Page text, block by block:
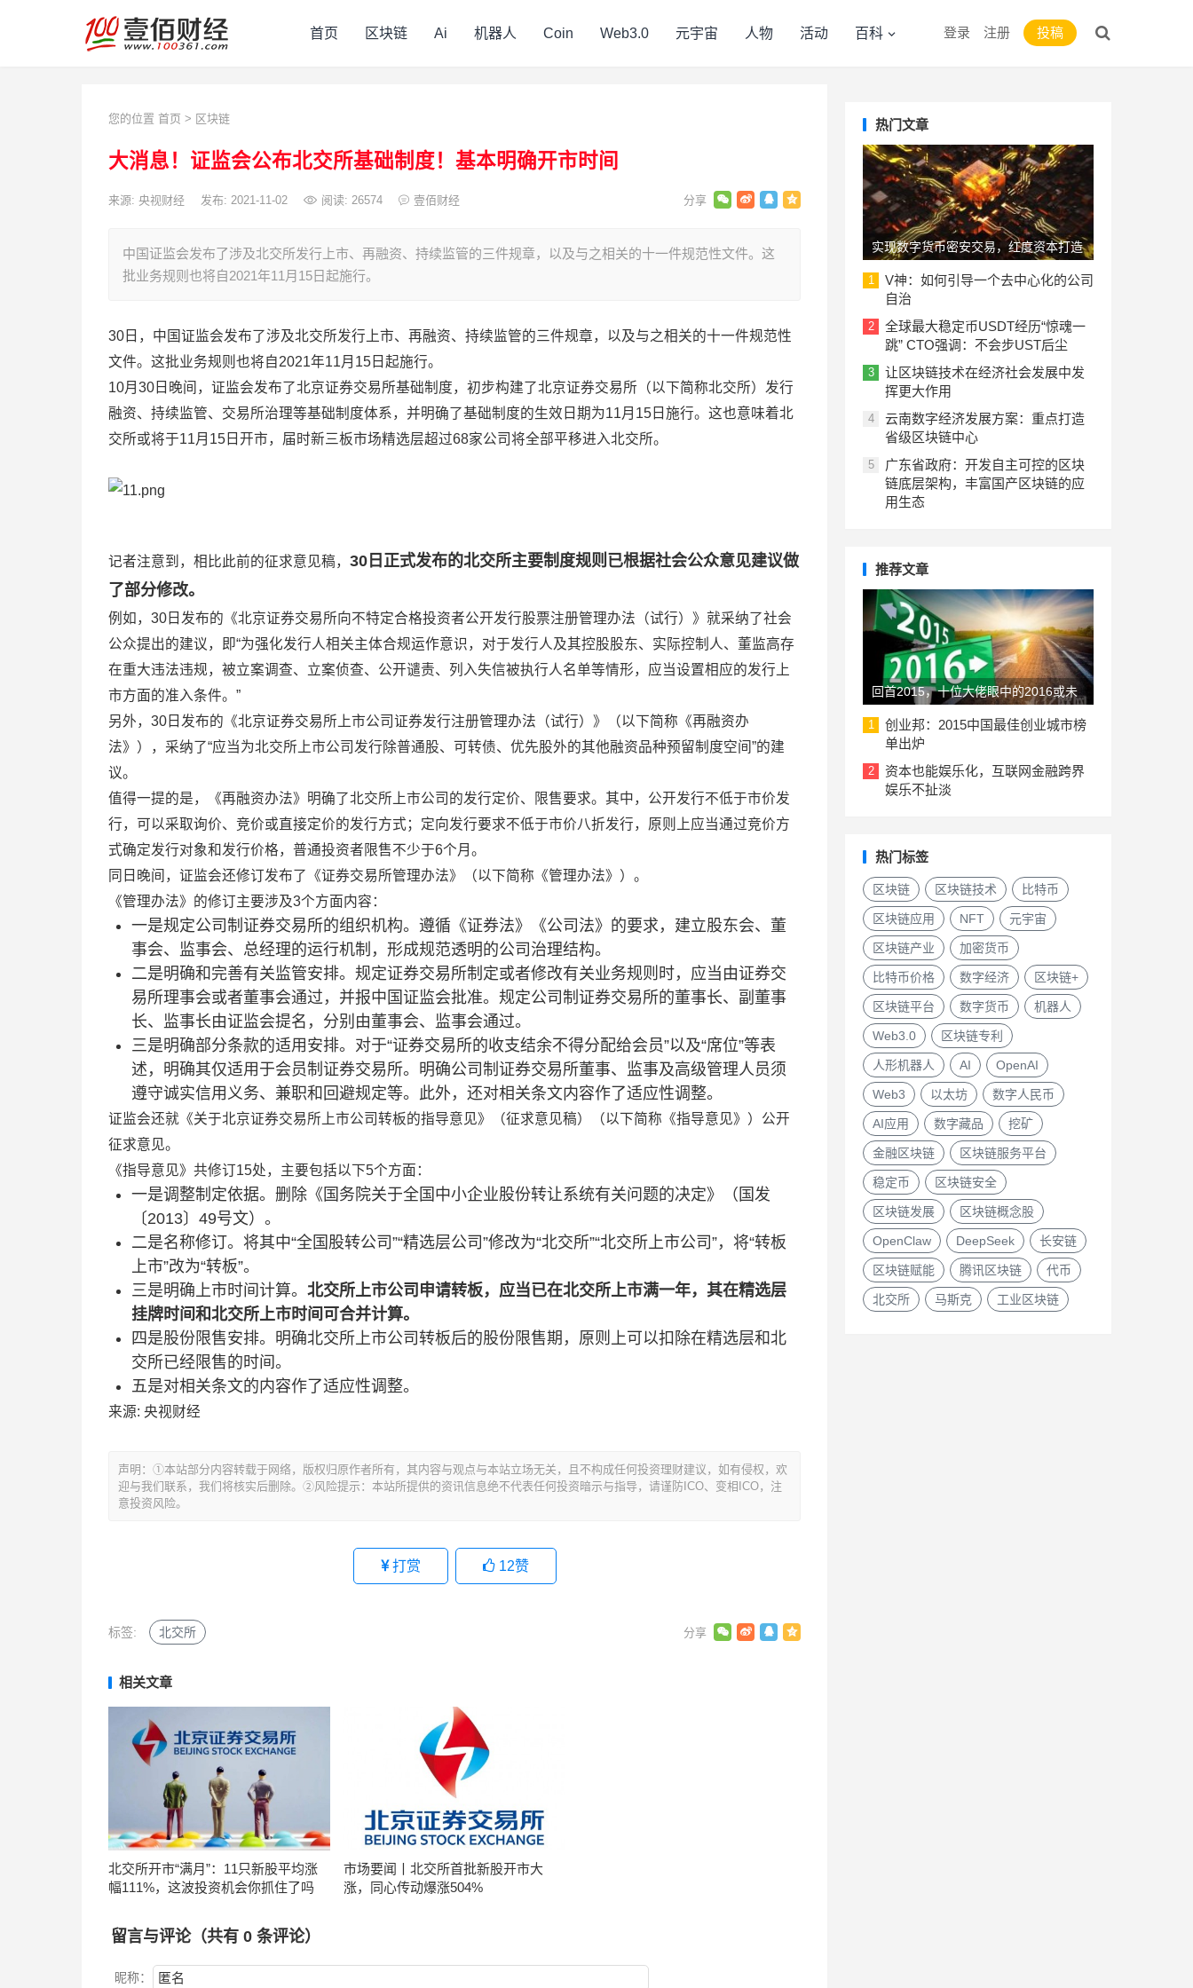
首页 区块链 Ai 机器人 Coin Web3.0 元宇宙 人物 活动 百科 登录 注册 投稿
您的位置 首页 > 区块链
大消息！证监会公布北交所基础制度！基本明确开市时间
来源: 央视财经 发布: 2021-11-02 阅读: 26574 壹佰财经
中国证监会发布了涉及北交所发行上市、再融资、持续监管的三件规章，以及与之相关的十一件规范性文件。这
批业务规则也将自2021年11月15日起施行。
30日，中国证监会发布了涉及北交所发行上市、再融资、持续监管的三件规章，以及与之相关的十一件规范性
文件。这批业务规则也将自2021年11月15日起施行。
10月30日晚间，证监会发布了北京证券交易所基础制度，初步构建了北京证券交易所（以下简称北交所）发行
融资、持续监管、交易所治理等基础制度体系，并明确了基础制度的生效日期为11月15日施行。这也意味着北
交所或将于11月15日开市，届时新三板市场精选层超过68家公司将全部平移进入北交所。
记者注意到，相比此前的征求意见稿， 30日正式发布的北交所主要制度规则已根据社会公众意见建议做
了部分修改。
例如，30日发布的《北京证券交易所向不特定合格投资者公开发行股票注册管理办法（试行）》就采纳了社会
公众提出的建议，即“为强化发行人相关主体合规运作意识，对于发行人及其控股股东、实际控制人、董监高存
在重大违法违规，被立案调查、立案侦查、公开谴责、列入失信被执行人名单等情形，应当设置相应的发行上
市方面的准入条件。”
另外，30日发布的《北京证券交易所上市公司证券发行注册管理办法（试行）》（以下简称《再融资办
法》），采纳了“应当为北交所上市公司发行除普通股、可转债、优先股外的其他融资品种预留制度空间”的建
议。
值得一提的是，《再融资办法》明确了北交所上市公司的发行定价、限售要求。其中，公开发行不低于市价发
行，可以采取询价、竞价或直接定价的发行方式；定向发行要求不低于市价八折发行，原则上应当通过竞价方
式确定发行对象和发行价格，普通投资者限售不少于6个月。
同日晚间，证监会还修订发布了《证券交易所管理办法》（以下简称《管理办法》）。
《管理办法》的修订主要涉及3个方面内容：
一是规定公司制证券交易所的组织机构。遵循《证券法》《公司法》的要求，建立股东会、董
事会、监事会、总经理的运行机制，形成规范透明的公司治理结构。
二是明确和完善有关监管安排。规定证券交易所制定或者修改有关业务规则时，应当由证券交
易所理事会或者董事会通过，并报中国证监会批准。规定公司制证券交易所的董事长、副董事
长、监事长由证监会提名，分别由董事会、监事会通过。
三是明确部分条款的适用安排。对于“证券交易所的收支结余不得分配给会员”以及“席位”等表
述，明确其仅适用于会员制证券交易所。明确公司制证券交易所董事、监事及高级管理人员须
遵守诚实信用义务、兼职和回避规定等。此外，还对相关条文内容作了适应性调整。
证监会还就《关于北京证券交易所上市公司转板的指导意见》（征求意见稿）（以下简称《指导意见》）公开
征求意见。
《指导意见》共修订15处，主要包括以下5个方面：
一是调整制定依据。删除《国务院关于全国中小企业股份转让系统有关问题的决定》（国发
〔2013〕49号文）。
二是名称修订。将其中“全国股转公司”“精选层公司”修改为“北交所”“北交所上市公司”，将“转板
上市”改为“转板”。
三是明确上市时间计算。 北交所上市公司申请转板，应当已在北交所上市满一年，其在精选层
挂牌时间和北交所上市时间可合并计算。
四是股份限售安排。明确北交所上市公司转板后的股份限售期，原则上可以扣除在精选层和北
交所已经限售的时间。
五是对相关条文的内容作了适应性调整。
来源: 央视财经
导
航
声明：①本站部分内容转载于网络，版权归原作者所有，其内容与观点与本站立场无关，且不构成任何投资理财建议，如有侵权，欢
迎与我们联系，我们将核实后删除。②风险提示：本站所提供的资讯信息绝不代表任何投资暗示与指导，请谨防ICO、变相ICO，注
意投资风险。
打赏 12赞
标签: 北交所
相关文章
北交所开市“满月”：11只新股平均涨
幅111%，这波投资机会你抓住了吗
市场要闻丨北交所首批新股开市大
涨，同心传动爆涨504%
留言与评论（共有 0 条评论）
昵称：
热门文章
实现数字货币密安交易，红度资本打造
PAP去中心化电子本票系统
1
V神：如何引导一个去中心化的公司
自治
2
全球最大稳定币USDT经历“惊魂一
跳” CTO强调：不会步UST后尘
3
让区块链技术在经济社会发展中发
挥更大作用
4
云南数字经济发展方案：重点打造
省级区块链中心
5
广东省政府：开发自主可控的区块
链底层架构，丰富国产区块链的应
用生态
推荐文章
回首2015，十位大佬眼中的2016或未
来的创业趋势
1
创业邦：2015中国最佳创业城市榜
单出炉
2
资本也能娱乐化，互联网金融跨界
娱乐不扯淡
热门标签
区块链 区块链技术 比特币
区块链应用 NFT 元宇宙
区块链产业 加密货币
比特币价格 数字经济 区块链+
区块链平台 数字货币 机器人
Web3.0 区块链专利
人形机器人 AI OpenAI
Web3 以太坊 数字人民币
AI应用 数字藏品 挖矿
金融区块链 区块链服务平台
稳定币 区块链安全
区块链发展 区块链概念股
OpenClaw DeepSeek 长安链
区块链赋能 腾讯区块链 代币
北交所 马斯克 工业区块链